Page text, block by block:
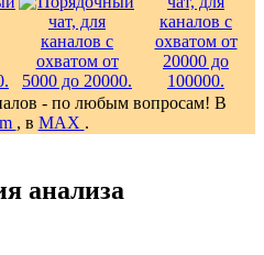
- по любым вопросам! В
, в MAX .
анализа